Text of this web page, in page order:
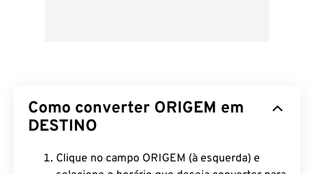
Como converter ORIGEM em
DESTINO
Clique no campo ORIGEM (à esquerda) e